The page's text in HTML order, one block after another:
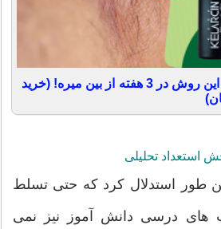
جای هر زخم و بخیه با این روش در 3 هفته از بین میره! (خرید
استعداد تحلیلی
طور استدلال کرد که حتی تسلط
های درسی دانش آموز نیز نمی